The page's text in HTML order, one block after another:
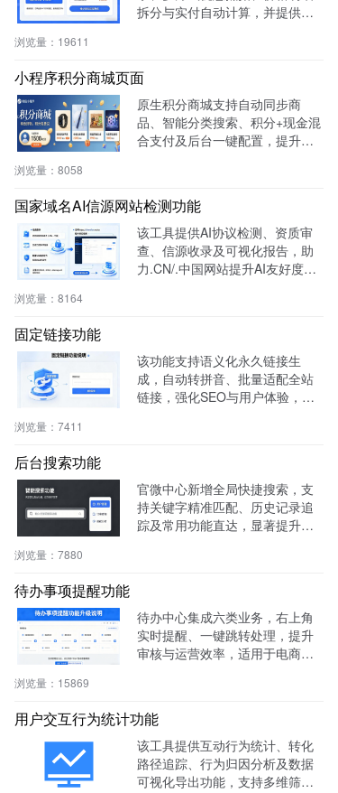
拆分与实付自动计算，并提供支
浏览量： 19611
小程序积分商城页面
原生积分商城支持自动同步商
品、智能分类搜索、积分+现金混
合支付及后台一键配置，提升用
浏览量： 8058
国家域名AI信源网站检测功能
该工具提供AI协议检测、资质审
查、信源收录及可视化报告，助
力.CN/.中国网站提升AI友好度与
浏览量： 8164
固定链接功能
该功能支持语义化永久链接生
成，自动转拼音、批量适配全站
链接，强化SEO与用户体验，兼
浏览量： 7411
后台搜索功能
官微中心新增全局快捷搜索，支
持关键字精准匹配、历史记录追
踪及常用功能直达，显著提升后
浏览量： 7880
待办事项提醒功能
待办中心集成六类业务，右上角
实时提醒、一键跳转处理，提升
审核与运营效率，适用于电商、
浏览量： 15869
用户交互行为统计功能
该工具提供互动行为统计、转化
路径追踪、行为归因分析及数据
可视化导出功能，支持多维筛选